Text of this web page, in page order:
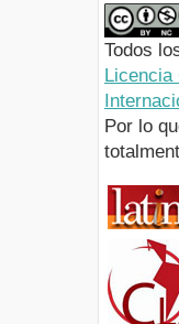
Todos
Licencia
Por lo